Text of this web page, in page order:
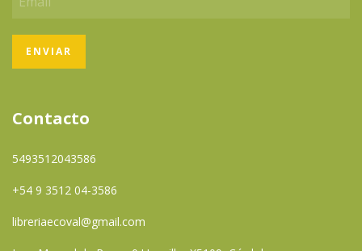
Contacto
5493512043586
+54 9 3512 04-3586
libreriaecoval@gmail.com